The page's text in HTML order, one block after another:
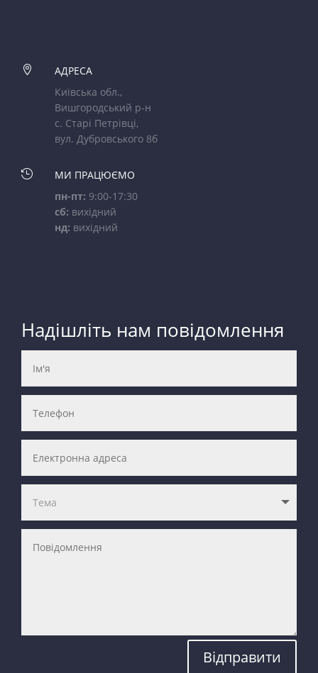

АДРЕСА
Київська обл.,
Вишгородський р-н
с. Старі Петрівці,
вул. Дубровського 8б

МИ ПРАЦЮЄМО
пн-пт: 9:00-17:30
сб: вихідний
нд: вихідний
Надішліть нам повідомлення
Відправити